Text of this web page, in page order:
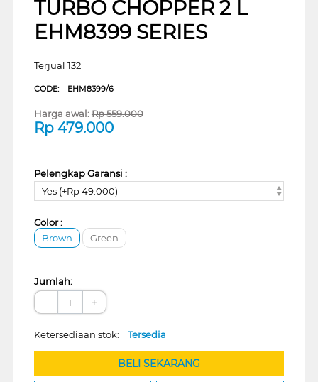
TURBO CHOPPER 2 L
EHM8399 SERIES
Terjual 132
CODE: EHM8399/6
Harga awal:Rp559.000
Rp 479.000
Pelengkap Garansi :
Yes (+Rp 49.000)
Color :
Brown
Green
Jumlah:
− +
Ketersediaan stok: Tersedia
BELI SEKARANG